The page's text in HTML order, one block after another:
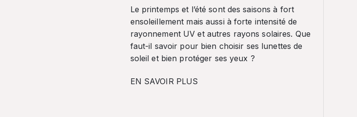
Le printemps et l’été sont des saisons à fort
ensoleillement mais aussi à forte intensité de
rayonnement UV et autres rayons solaires. Que
faut-il savoir pour bien choisir ses lunettes de
soleil et bien protéger ses yeux ?
EN SAVOIR PLUS